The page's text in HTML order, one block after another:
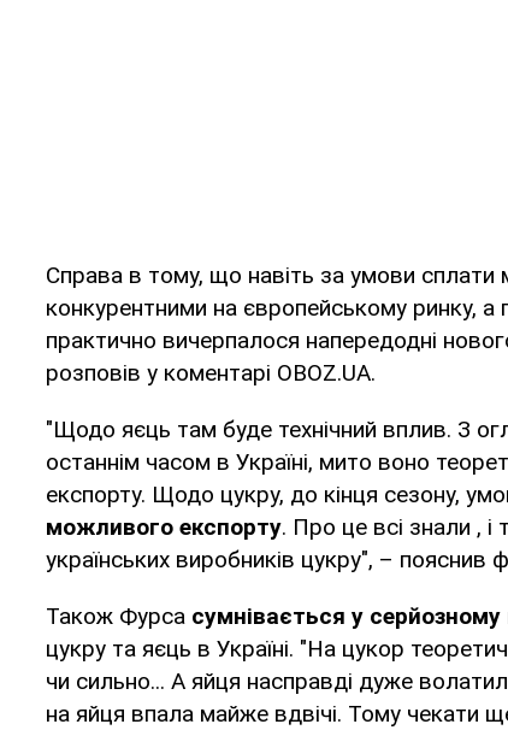
Справа в тому, що навіть за умови сплати
конкурентними на європейському ринку, а
практично вичерпалося напередодні
розповів у коментарі OBOZ.UA.
"Щодо яєць там буде технічний вплив. З
останнім часом в Україні, мито воно
експорту. Щодо цукру, до кінця сезону,
можливого експорту. Про це всі знали ,
українських виробників цукру", – пояснив
Також Фурса сумнівається у серйозному
цукру та яєць в Україні. "На цукор
чи сильно... А яйця насправді дуже
на яйця впала майже вдвічі. Тому чекати